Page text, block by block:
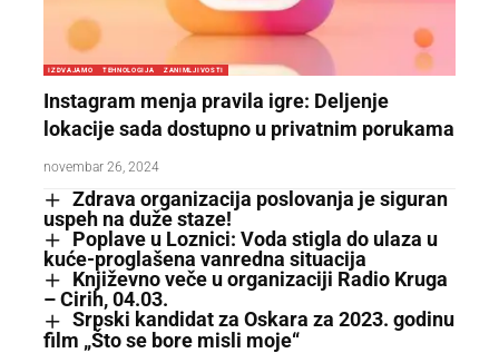
IZDVAJAMO TEHNOLOGIJA ZANIMLJIVOSTI
Instagram menja pravila igre: Deljenje
lokacije sada dostupno u privatnim porukama
novembar 26, 2024
Zdrava organizacija poslovanja je siguran
uspeh na duže staze!
Poplave u Loznici: Voda stigla do ulaza u
kuće-proglašena vanredna situacija
Književno veče u organizaciji Radio Kruga
– Cirih, 04.03.
Srpski kandidat za Oskara za 2023. godinu
film „Što se bore misli moje“